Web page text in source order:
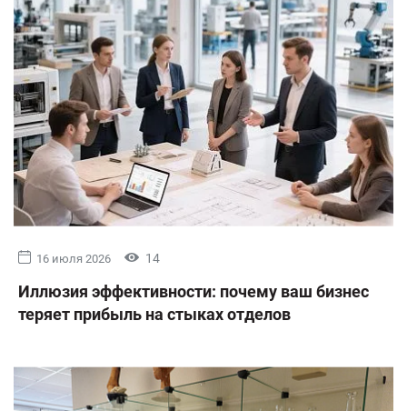
16 июля 2026 14
Иллюзия эффективности: почему ваш бизнес
теряет прибыль на стыках отделов